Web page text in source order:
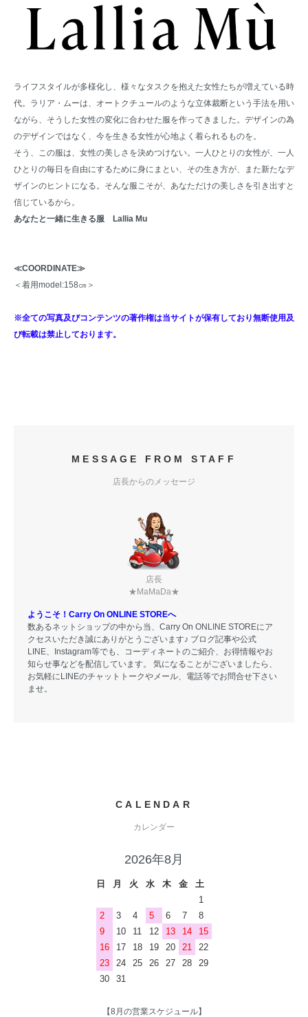
ライフスタイルが多様化し、様々なタスクを抱えた女性たちが増えている時
代。ラリア・ムーは、オートクチュールのような立体裁断という手法を用い
ながら、そうした女性の変化に合わせた服を作ってきました。デザインの為
のデザインではなく、今を生きる女性が心地よく着られるものを。
そう、この服は、女性の美しさを決めつけない。一人ひとりの女性が、一人
ひとりの毎日を自由にするために身にまとい、その生き方が、また新たなデ
ザインのヒントになる。そんな服こそが、あなただけの美しさを引き出すと
信じているから。
あなたと一緒に生きる服 Lallia Mu
≪COORDINATE≫
＜着用model:158㎝＞
※全ての写真及びコンテンツの著作権は当サイトが保有しており無断使用及
び転載は禁止しております。
MESSAGE FROM STAFF
店長からのメッセージ
店長
★MaMaDa★
ようこそ！Carry On ONLINE STOREへ
数あるネットショップの中から当、Carry On ONLINE STOREにア
クセスいただき誠にありがとうございます♪ ブログ記事や公式
LINE、Instagram等でも、コーディネートのご紹介、お得情報やお
知らせ事などを配信しています。 気になることがございましたら、
お気軽にLINEのチャットトークやメール、電話等でお問合せ下さい
ませ。
CALENDAR
カレンダー
2026年8月
日 月 火 水 木 金
土
1
2
3 4 5 6 7
8
9
10 11 12 13 14
15
16
17 18 19 20 21
22
23
24 25 26 27 28
29
30
31
【8月の営業スケジュール】